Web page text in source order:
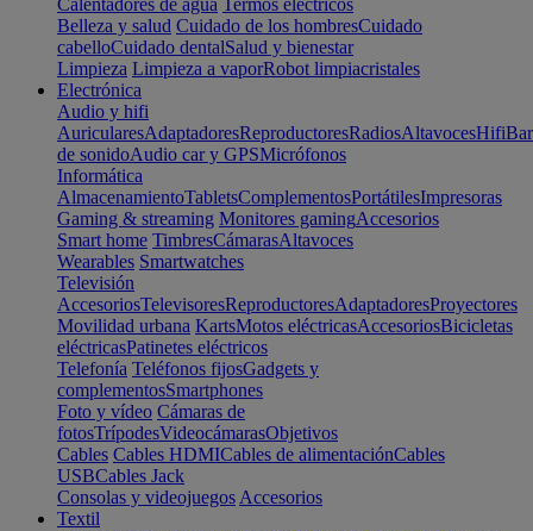
Calentadores de agua Termos eléctricos
Belleza y salud Cuidado de los hombresCuidado
cabelloCuidado dentalSalud y bienestar
Limpieza Limpieza a vaporRobot limpiacristales
Electrónica
Audio y hifi
AuricularesAdaptadoresReproductoresRadiosAltavocesHifi
de sonidoAudio car y GPSMicrófonos
Informática
AlmacenamientoTabletsComplementosPortátilesImpresoras
Gaming & streaming Monitores gamingAccesorios
Smart home TimbresCámarasAltavoces
Wearables Smartwatches
Televisión
AccesoriosTelevisoresReproductoresAdaptadoresProyectores
Movilidad urbana KartsMotos eléctricasAccesoriosBicicletas
eléctricasPatinetes eléctricos
Telefonía Teléfonos fijosGadgets y
complementosSmartphones
Foto y vídeo Cámaras de
fotosTrípodesVideocámarasObjetivos
Cables Cables HDMICables de alimentaciónCables
USBCables Jack
Consolas y videojuegos Accesorios
Textil